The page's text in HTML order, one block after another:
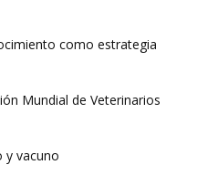
como estrategia
Mundial de Veterinarios
y vacuno